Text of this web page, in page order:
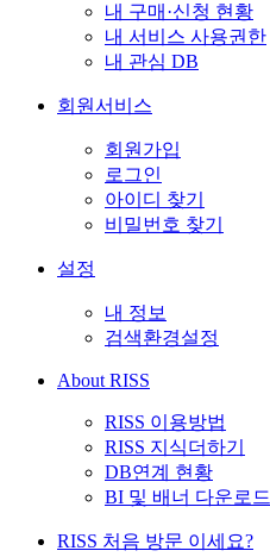
내 구매·신청 현황
내 서비스 사용권한
내 관심 DB
회원서비스
회원가입
로그인
아이디 찾기
비밀번호 찾기
설정
내 정보
검색환경설정
About RISS
RISS 이용방법
RISS 지식더하기
DB연계 현황
BI 및 배너 다운로드
RISS 처음 방문 이세요?